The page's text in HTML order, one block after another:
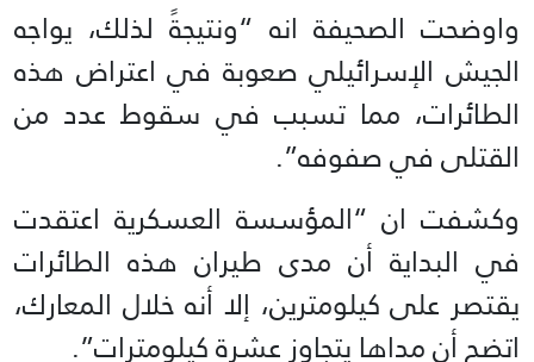
واوضحت الصحيفة انه “ونتيجةً لذلك، يواجه
الجيش الإسرائيلي صعوبة في اعتراض هذه
الطائرات، مما تسبب في سقوط عدد من
القتلى في صفوفه”.
وكشفت ان “المؤسسة العسكرية اعتقدت
في البداية أن مدى طيران هذه الطائرات
يقتصر على كيلومترين، إلا أنه خلال المعارك،
اتضح أن مداها يتجاوز عشرة كيلومترات”.